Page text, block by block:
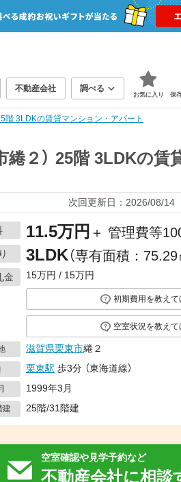
不動産会社 調べる
お気に入り 保
階 3LDKの賃貸マンション・アパート
２） 25階 3LDKの賃
次回更新日：2026/08/14
11.5万円 ＋ 管理費等
3LDK（専有面積：75.29
金 15万円 / 15万円
初期費用を教えて
空室状況を教えて
滋賀県栗東市綣２
栗東駅 歩3分 （東海道線）
1999年3月
建 25階/31階建
空室確認や見学予約など
不動産会社に相談